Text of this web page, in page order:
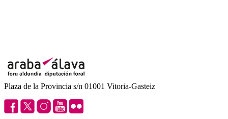
Plaza de la Provincia s/n 01001 Vitoria-Gasteiz